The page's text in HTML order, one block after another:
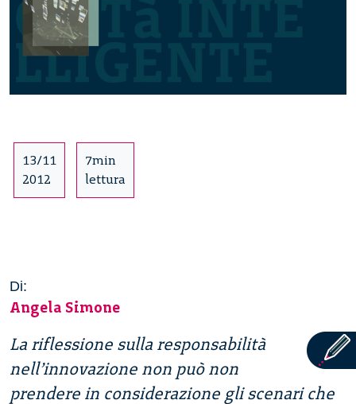
13/11
2012
7min
lettura
Di:
Angela Simone
La riflessione sulla responsabilità
nell’innovazione non può non
prendere in considerazione gli scenari che